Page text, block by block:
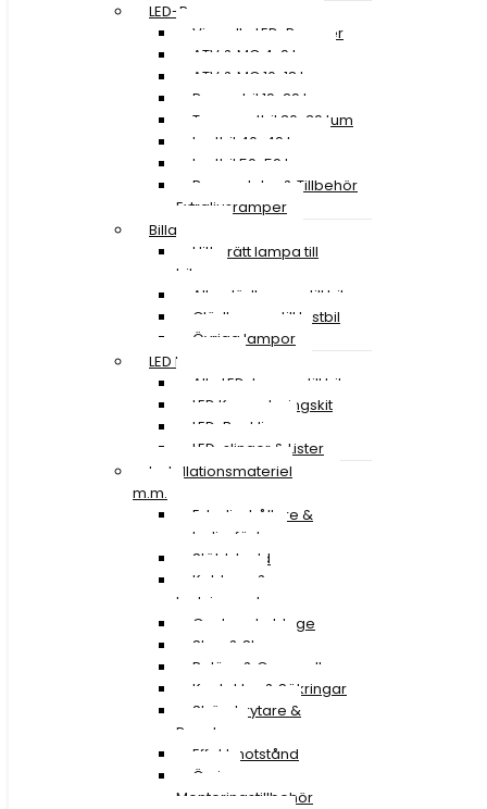
LED-Ramper
Visa alla LED-Ramper
ATV & MC 4-9 tum
ATV & MC 10-18 tum
Personbil 19-29 tum
Transportbil 30-39 tum
Lastbil 40-49 tum
Lastbil 50-59 tum
Reservdelar & Tillbehör
Extraljusramper
Billampor
Hitta rätt lampa till
bilen
Alla glödlampor till bil
Glödlampor till lastbil
Övriga lampor
LED Lampor
Alla LED-lampor till bil
LED Konverteringskit
LED-Backljus
LED-slingor & Lister
Installationsmateriel
m.m.
Extraljushållare &
extraljusfäste
Stöldskydd
Kablage &
Ledningssatser
Canbus-kablage
Stag & Skruv
Reläer & Omvandlare
Kontakter & Säkringar
Strömbrytare &
Paneler
Effektmotstånd
Övriga
Monteringstillbehör